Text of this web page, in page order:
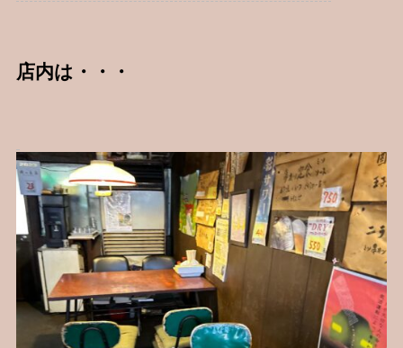
店内は・・・